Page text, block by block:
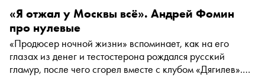
«Я отжал у Москвы всё». Андрей Фомин
про нулевые
«Продюсер ночной жизни» вспоминает, как на его
глазах из денег и тестостерона рождался русский
гламур, после чего сгорел вместе с клубом «Дягилев».